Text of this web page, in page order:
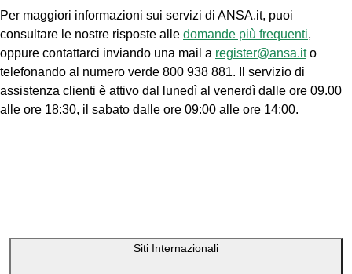
Per maggiori informazioni sui servizi di ANSA.it, puoi
consultare le nostre risposte alle domande più frequenti,
oppure contattarci inviando una mail a register@ansa.ito
telefonando al numero verde 800 938 881. Il servizio di
assistenza clienti è attivo dal lunedì al venerdì dalle ore 09.00
alle ore 18:30, il sabato dalle ore 09:00 alle ore 14:00.
Siti Internazionali